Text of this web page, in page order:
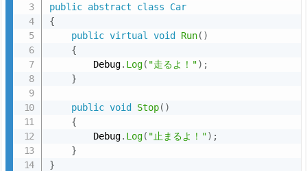
6. o
d
e と n
e
public abstract class
Car
{
public virtual void Run( )
{
        Debug
. Log( "走るよ！") ;
}
public void Stop( )
{
        Debug
. Log( "止まるよ！") ;
}
}